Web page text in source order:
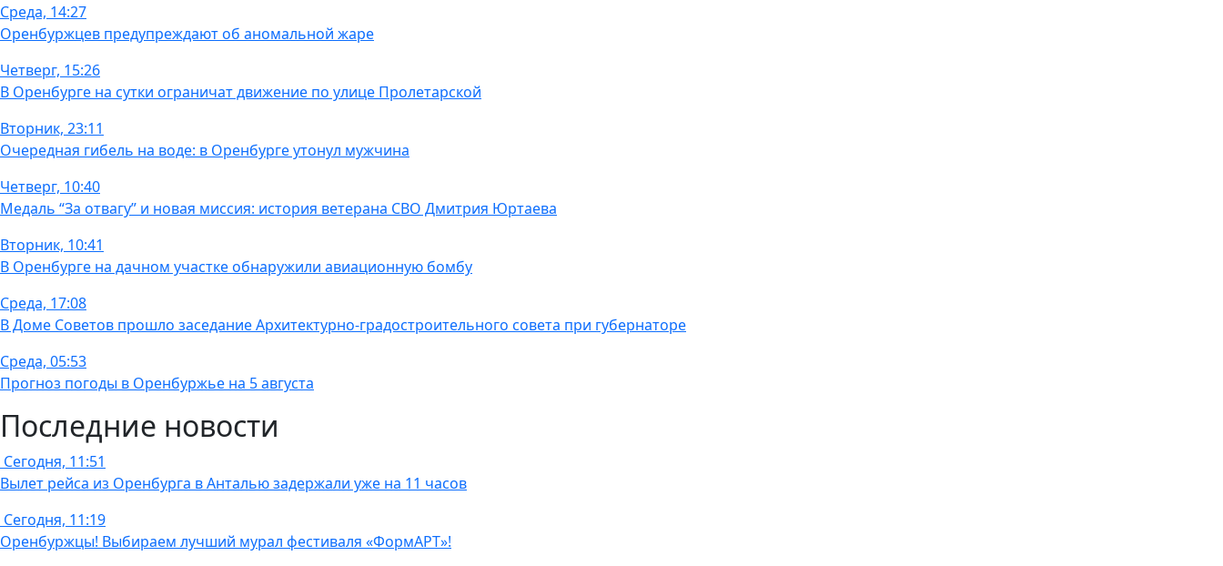
Среда, 14:27
Оренбуржцев предупреждают об аномальной жаре
Четверг, 15:26
В Оренбурге на сутки ограничат движение по улице Пролетарской
Вторник, 23:11
Очередная гибель на воде: в Оренбурге утонул мужчина
Четверг, 10:40
Медаль “За отвагу” и новая миссия: история ветерана СВО Дмитрия Юртаева
Вторник, 10:41
В Оренбурге на дачном участке обнаружили авиационную бомбу
Среда, 17:08
В Доме Советов прошло заседание Архитектурно-градостроительного совета при губернаторе
Среда, 05:53
Прогноз погоды в Оренбуржье на 5 августа
Последние новости
Сегодня, 11:51
Вылет рейса из Оренбурга в Анталью задержали уже на 11 часов
Сегодня, 11:19
Оренбуржцы! Выбираем лучший мурал фестиваля «ФормАРТ»!